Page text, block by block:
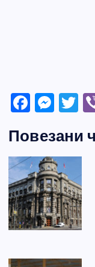
F
c
e
b
o
o
k
M
ss
e
n
g
er
T
er
Повезани